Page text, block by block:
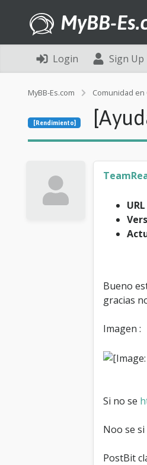
MyBB-
Login
Sign Up
MyBB-Es.com Comunidad en
[Rendimiento]
Bueno
gracias
Imagen :
Si no se
Noo se
PostBit